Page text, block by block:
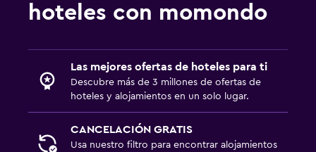
hoteles con momondo
Las mejores ofertas de hoteles para ti
Descubre más de 3 millones de ofertas de
hoteles y alojamientos en un solo lugar.
CANCELACIÓN GRATIS
Usa nuestro filtro para encontrar alojamientos